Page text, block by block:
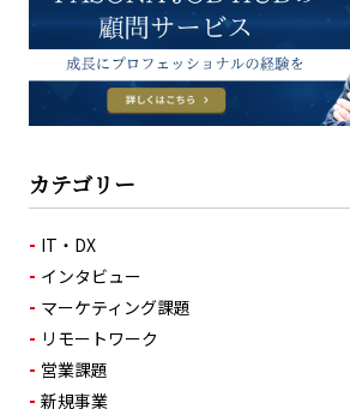
カテゴリー
IT・DX
インタビュー
マーケティング課題
リモートワーク
営業課題
新規事業